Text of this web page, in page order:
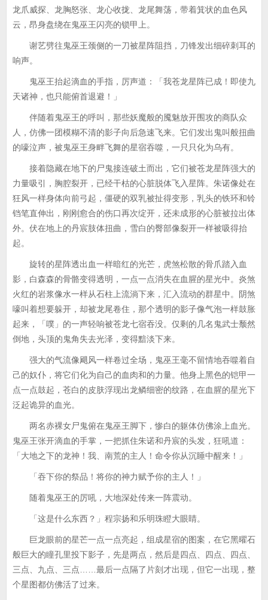
龙爪威探、龙胸怒张、龙心收拢、龙尾舞荡，带着箕状的血色风
云，昂身盘绕在鬼巫王闪亮的锁甲上。
谢艺劈往鬼巫王颈侧的一刀被星阵阻挡，刀锋发出细碎刺耳的
响声。
鬼巫王抬起滴血的手指，厉声道：「我苍龙星阵已成！即使九
天诸神，也只能俯首退避！」
伴随着鬼巫王的呼叫，那些妖魔般的魇魅放开围攻的商队众
人，仿佛一团模糊不清的影子向后急速飞来。它们发出鬼叫般扭曲
的嚎泣声，被鬼巫王身畔飞舞的星宿吞噬，一只只化为乌有。
接着隐藏在地下的尸鬼接连破土而出，它们被苍龙星阵强大的
力量吸引，胸腔裂开，已经干枯的心脏脱体飞入星阵。朱诺像处在
狂风一样身体向前弓起，僵硬的双乳被扯得变形，乳头的铁环和铃
铛笔直伸出，刚刚愈合的伤口再次绽开，还未成形的心脏被拉出体
外。伏在地上的丹宸肢体扭曲，雪白的臀部像裂开一样被吸得抬
起。
旋转的星阵透出血一样暗红的光芒，虎煞松散的骨爪踏入血
影，白森森的骨骼变得透明，一点一点消失在血腥的星光中。炎煞
火红的岩浆像水一样从石柱上流淌下来，汇入流动的群星中。阴煞
嚎叫着想要躲开，却被龙尾卷住，那个透明的影子像气泡一样鼓胀
起来，「噗」的一声轻响被苍龙七宿吞没。仅剩的几名鬼武士颓然
倒地，头顶的鬼角失去光泽，变得黯淡下来。
强大的气流像飓风一样卷过全场，鬼巫王毫不留情地吞噬着自
己的奴仆，将它们化为自己的血肉和的力量。他身上黑色的铠甲一
点一点鼓起，苍白的皮肤浮现出龙鳞细密的纹路，在血腥的星光下
泛起诡异的血光。
两名赤裸女尸鬼俯在鬼巫王脚下，惨白的躯体仿佛涂上血光。
鬼巫王张开滴血的手掌，一把抓住朱诺和丹宸的头发，狂吼道：
「大地之下的龙神！我、南荒的主人！命令你从沉睡中醒来！」
「吞下你的祭品！将你的神力赋予你的主人！」
随着鬼巫王的厉吼，大地深处传来一阵震动。
「这是什么东西？」程宗扬和乐明珠瞪大眼睛。
巨龙眼前的星芒一点一点亮起，组成星宿的图案，在它黑曜石
般巨大的瞳孔里投下影子，先是两点，然后是四点、四点、四点、
三点、九点、三点……最后一点隔了片刻才出现，但它一出现，整
个星图都仿佛活了过来。